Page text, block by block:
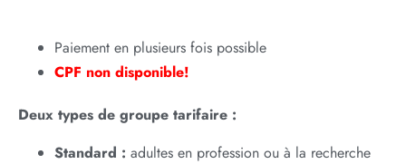
Paiement en plusieurs fois possible
CPF non disponible!
Deux types de groupe tarifaire :
Standard : adultes en profession ou à la recherche